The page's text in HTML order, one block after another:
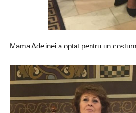
Mama Adelinei a optat pentru un